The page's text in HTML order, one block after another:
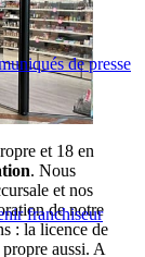
de presse
franchiseur
et 18 en
. Nous
et nos
de notre
: la licence de
aussi. A